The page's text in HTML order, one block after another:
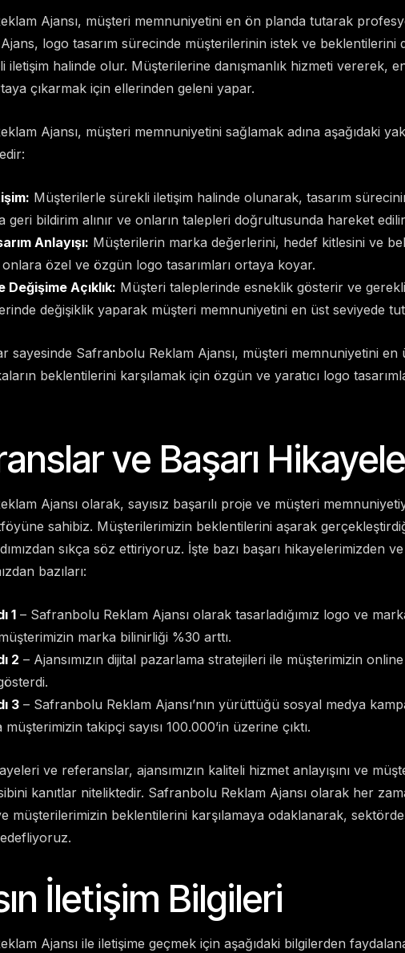
Ajansı, müşteri memnuniyetini en ön planda tutarak
logo tasarım sürecinde müşterilerinin istek ve beklentilerini
iletişim halinde olur. Müşterilerine danışmanlık hizmeti vererek,
çıkarmak için ellerinden geleni yapar.
Ajansı, müşteri memnuniyetini sağlamak adına aşağıdaki
Müşterilerle sürekli iletişim halinde olunarak, tasarım
geri bildirim alınır ve onların talepleri doğrultusunda hareket
Anlayışı: Müşterilerin marka değerlerini, hedef kitlesini ve
özel ve özgün logo tasarımları ortaya koyar.
Değişime Açıklık: Müşteri taleplerinde esneklik gösterir ve
değişiklik yaparak müşteri memnuniyetini en üst seviyede
sayesinde Safranbolu Reklam Ajansı, müşteri memnuniyetini en
beklentilerini karşılamak için özgün ve yaratıcı logo
ve Başarı
Ajansı olarak, sayısız başarılı proje ve müşteri
sahibiz. Müşterilerimizin beklentilerini aşarak
sıkça söz ettiriyoruz. İşte bazı başarı hikayelerimizden ve
bazıları:
1– Safranbolu Reklam Ajansı olarak tasarladığımız logo ve
marka bilinirliği %30 arttı.
2 – Ajansımızın dijital pazarlama stratejileri ile müşterimizin online
3– Safranbolu Reklam Ajansı’nın yürüttüğü sosyal medya
takipçi sayısı 100.000’in üzerine çıktı.
ve referanslar, ajansımızın kaliteli hizmet anlayışını ve
kanıtlar niteliktedir. Safranbolu Reklam Ajansı olarak her
müşterilerimizin beklentilerini karşılamaya odaklanarak,
İletişim Bilgileri
Ajansı ile iletişime geçmek için aşağıdaki bilgilerden